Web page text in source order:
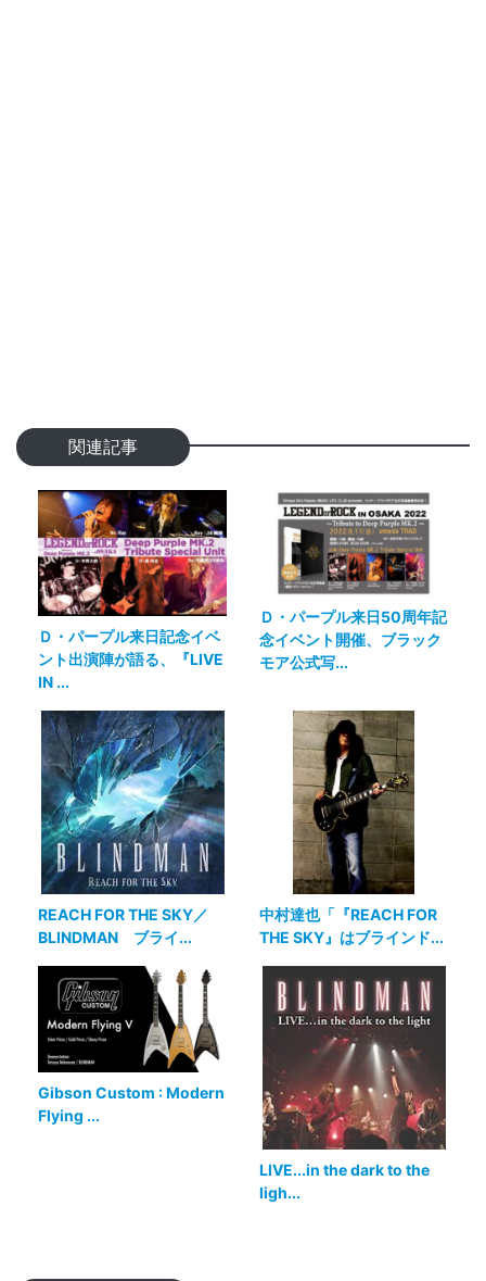
関連記事
Ｄ・パープル来日記念イベ
ント出演陣が語る、『LIVE
IN ...
Ｄ・パープル来日50周年記
念イベント開催、ブラック
モア公式写...
REACH FOR THE SKY／
BLINDMAN ブライ...
中村達也「『REACH FOR
THE SKY』はブラインド...
Gibson Custom : Modern
Flying ...
LIVE...in the dark to the
ligh...